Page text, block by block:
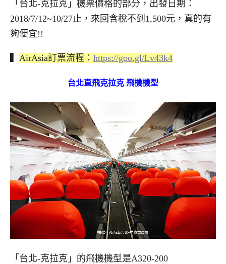
「台北-克拉克」機票價格的部分，出發日期：
2018/7/12~10/27止，來回含稅不到1,500元，真的有
夠便宜!!
AirAsia訂票流程： https://goo.gl/Lv43k4
台北直飛克拉克 飛機機型
「台北-克拉克」的飛機機型是A320-200